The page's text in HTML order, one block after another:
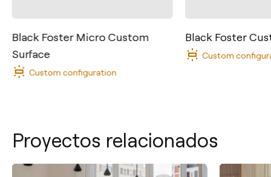
Black Foster Micro Custom
Surface
Custom configuration
Black Foster
Custom
Proyectos relacionados